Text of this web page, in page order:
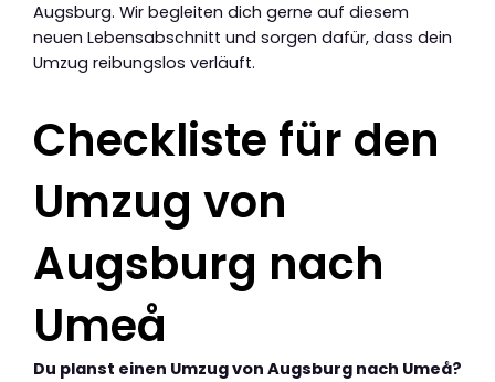
Augsburg. Wir begleiten dich gerne auf diesem
neuen Lebensabschnitt und sorgen dafür, dass dein
Umzug reibungslos verläuft.
Checkliste für den
Umzug von
Augsburg nach
Umeå
Du planst einen Umzug von Augsburg nach Umeå?